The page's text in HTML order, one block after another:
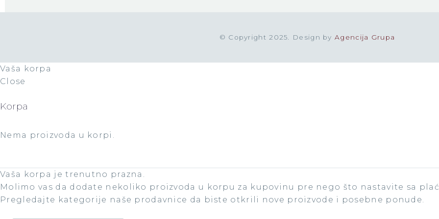
© Copyright 2025. Design byAgencija Grupa
Vaša korpa
Close
Korpa
Nema proizvoda u korpi.
Vaša korpa je trenutno prazna.
Molimo vas da dodate nekoliko proizvoda u korpu za kupovinu pre nego što nastavite sa
Pregledajte kategorije naše prodavnice da biste otkrili nove proizvode i posebne ponude.